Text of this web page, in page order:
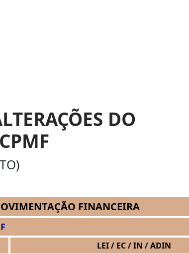
DO
FINANCEIRA
LEI / EC / IN / ADIN